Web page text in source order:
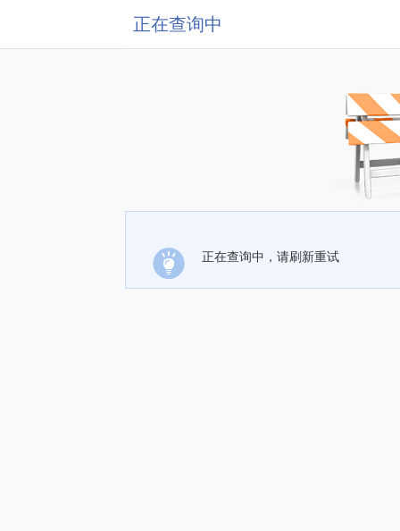
正在查询中
正在查询中，请刷新重试